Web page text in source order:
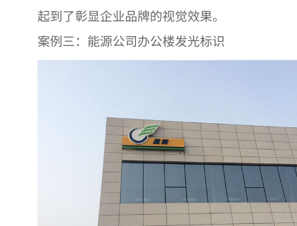
起到了彰显企业品牌的视觉效果。
案例三：能源公司办公楼发光标识